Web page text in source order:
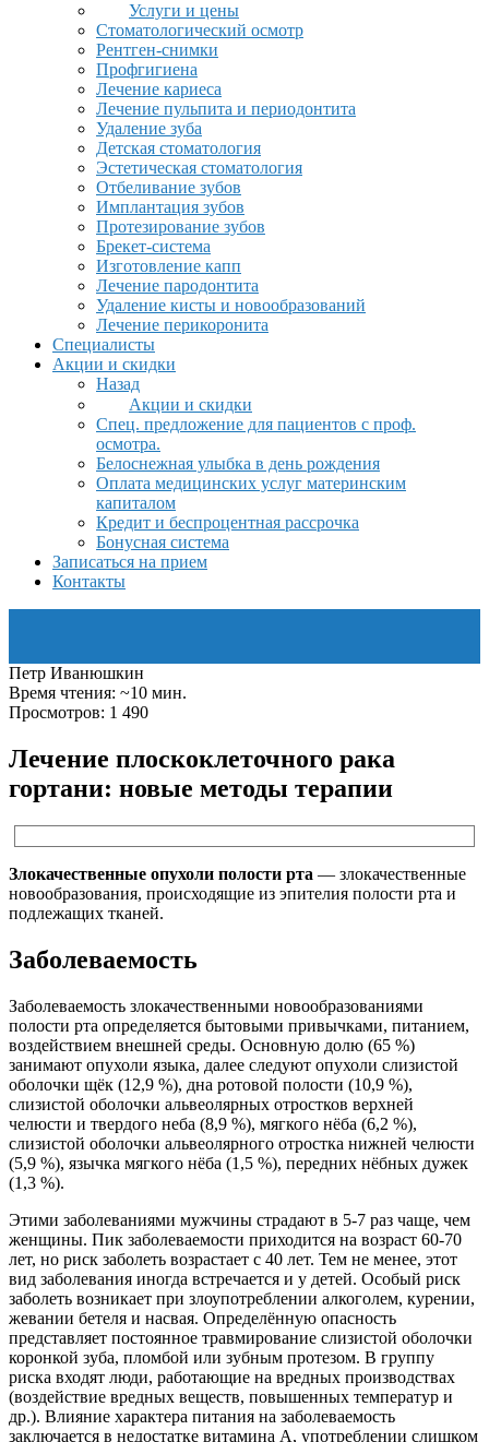
Услуги и цены
Стоматологический осмотр
Рентген-снимки
Профгигиена
Лечение кариеса
Лечение пульпита и периодонтита
Удаление зуба
Детская стоматология
Эстетическая стоматология
Отбеливание зубов
Имплантация зубов
Протезирование зубов
Брекет-система
Изготовление капп
Лечение пародонтита
Удаление кисты и новообразований
Лечение перикоронита
Специалисты
Акции и скидки
Назад
Акции и скидки
Спец. предложение для пациентов с проф.
осмотра.
Белоснежная улыбка в день рождения
Оплата медицинских услуг материнским
капиталом
Кредит и беспроцентная рассрочка
Бонусная система
Записаться на прием
Контакты
Петр Иванюшкин
Время чтения: ~10 мин.
Просмотров: 1 490
Лечение плоскоклеточного рака
гортани: новые методы терапии
Злокачественные опухоли полости рта — злокачественные
новообразования, происходящие из эпителия полости рта и
подлежащих тканей.
Заболеваемость
Заболеваемость злокачественными новообразованиями
полости рта определяется бытовыми привычками, питанием,
воздействием внешней среды. Основную долю (65 %)
занимают опухоли языка, далее следуют опухоли слизистой
оболочки щёк (12,9 %), дна ротовой полости (10,9 %),
слизистой оболочки альвеолярных отростков верхней
челюсти и твердого неба (8,9 %), мягкого нёба (6,2 %),
слизистой оболочки альвеолярного отростка нижней челюсти
(5,9 %), язычка мягкого нёба (1,5 %), передних нёбных дужек
(1,3 %).
Этими заболеваниями мужчины страдают в 5-7 раз чаще, чем
женщины. Пик заболеваемости приходится на возраст 60-70
лет, но риск заболеть возрастает с 40 лет. Тем не менее, этот
вид заболевания иногда встречается и у детей. Особый риск
заболеть возникает при злоупотреблении алкоголем, курении,
жевании бетеля и насвая. Определённую опасность
представляет постоянное травмирование слизистой оболочки
коронкой зуба, пломбой или зубным протезом. В группу
риска входят люди, работающие на вредных производствах
(воздействие вредных веществ, повышенных температур и
др.). Влияние характера питания на заболеваемость
заключается в недостатке витамина А, употреблении слишком